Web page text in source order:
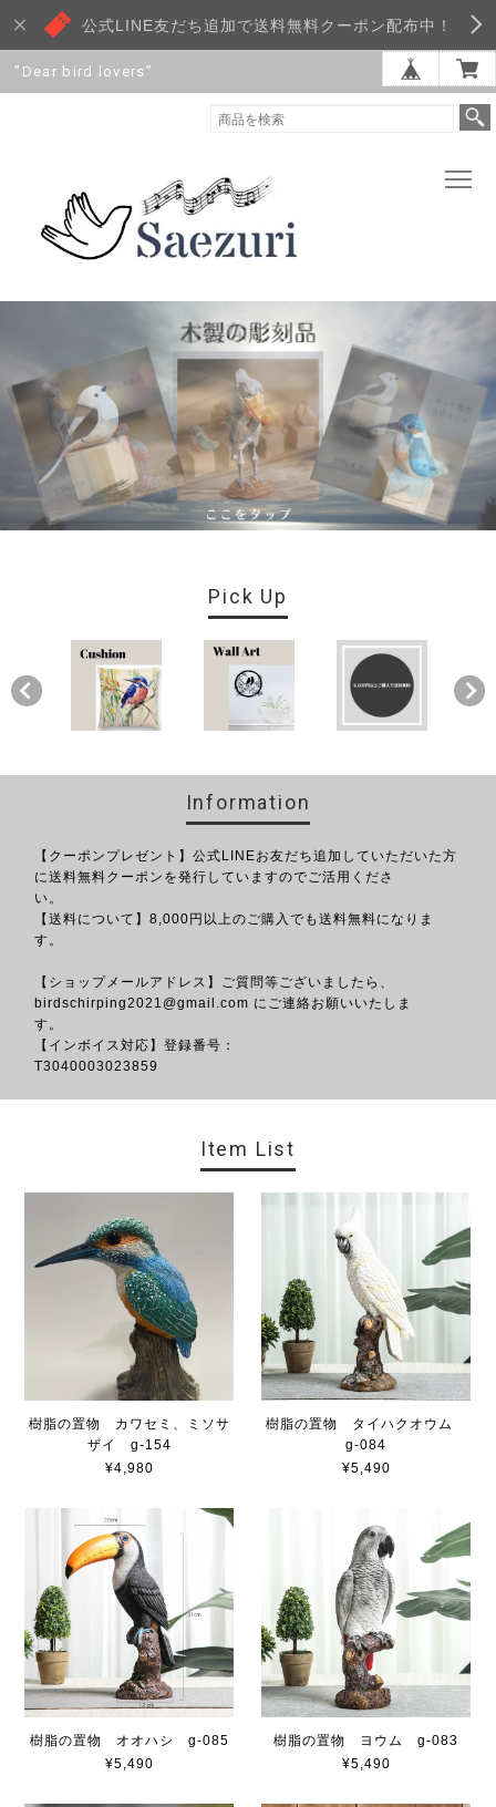
公式LINE友だち追加で送料無料クーポン配布中！
”Dear bird lovers”
Pick Up
Information
【クーポンプレゼント】公式LINEお友だち追加していただいた方
に送料無料クーポンを発行していますのでご活用くださ
い。
【送料について】8,000円以上のご購入でも送料無料になりま
す。
【ショップメールアドレス】ご質問等ございましたら、
birdschirping2021@gmail.com にご連絡お願いいたしま
す。
【インボイス対応】登録番号：
Item List
樹脂の置物 カワセミ、ミソサ
ザイ g-154
¥4,980
樹脂の置物 タイハクオウム
g-084
¥5,490
樹脂の置物 オオハシ g-085
¥5,490
樹脂の置物 ヨウム g-083
¥5,490